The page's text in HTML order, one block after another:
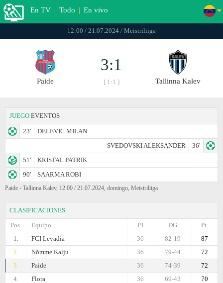
En TV | Todo | En vivo
12:00 / 21.07.2024 / Meistriliiga
Paide
3:1
[ 1:1 ] Tallinna Kalev
JUEGO EVENTOS
23'
DELEVIC MILAN
SVEDOVSKI ALEKSANDER
36'
51'
KRISTAL PATRIK
90'
SAARMA ROBI
Paide - Tallinna Kalev, 12:00 / 21.07.2024, domingo, Meistriliiga
CLASIFICACIONES
Pos.
Equipo Pt.
DG
PJ
1.
FCI Levadia 87
82-19
36
2.
Nõmme Kalju 72
79-44
36
3.
Paide 72
74-39
36
4.
Flora 70
69-43
36